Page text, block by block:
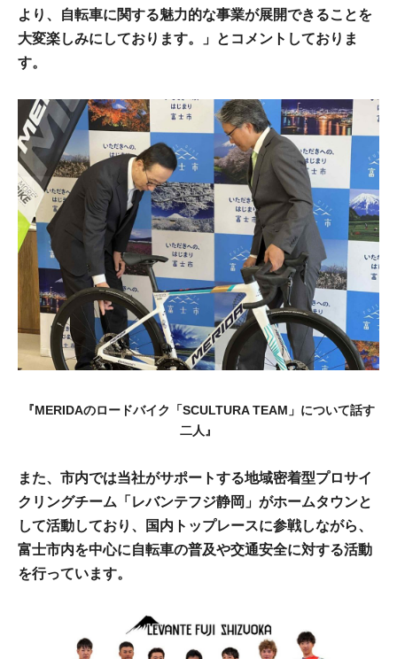
より、自転車に関する魅力的な事業が展開できることを
大変楽しみにしております。」とコメントしておりま
す。
『MERIDAのロードバイク「SCULTURA TEAM」について話す
二人』
また、市内では当社がサポートする地域密着型プロサイ
クリングチーム「レバンテフジ静岡」がホームタウンと
して活動しており、国内トップレースに参戦しながら、
富士市内を中心に自転車の普及や交通安全に対する活動
を行っています。